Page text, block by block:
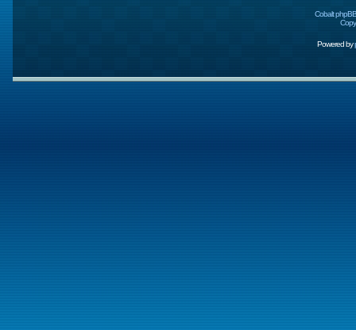
Cobalt
Powered by